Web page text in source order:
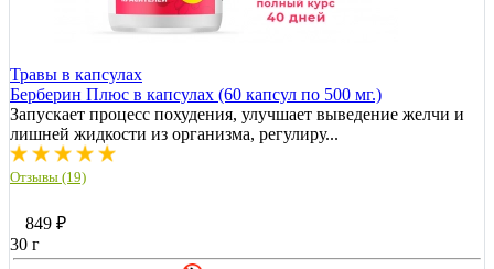
Травы в капсулах
Берберин Плюс в капсулах (60 капсул по 500 мг.)
Запускает процесс похудения, улучшает выведение желчи и
лишней жидкости из организма, регулиру...
Отзывы (19)
849 ₽
30 г